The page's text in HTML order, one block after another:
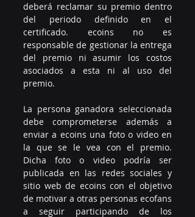
deberá reclamar su premio dentro
del periodo definido en el
certificado. ecoins no es
responsable de gestionar la entrega
del premio ni asumir los costos
asociados a esta ni al uso del
premio.
La persona ganadora seleccionada
debe comprometerse además a
enviar a ecoins una foto o video en
la que se le vea con el premio.
Dicha foto o video podría ser
publicada en las redes sociales y
sitio web de ecoins con el objetivo
de motivar a otras personas ecofans
a seguir participando de los